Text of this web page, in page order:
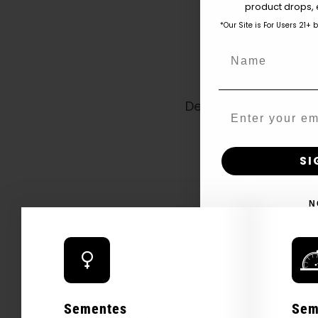
De longe, a melhor
as
Sementes
product drops,
*Our Site is For Users 21+